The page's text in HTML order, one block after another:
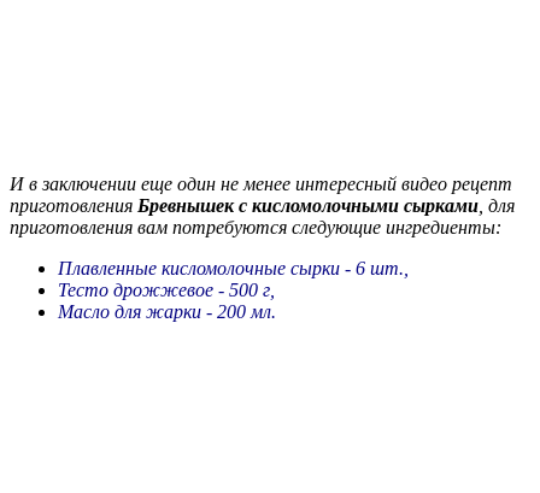
И в заключении еще один не менее интересный видео рецепт
приготовления Бревнышек с кисломолочными сырками , для
приготовления вам потребуются следующие ингредиенты:
Плавленные кисломолочные сырки - 6 шт.,
Тесто дрожжевое - 500 г,
Масло для жарки - 200 мл.